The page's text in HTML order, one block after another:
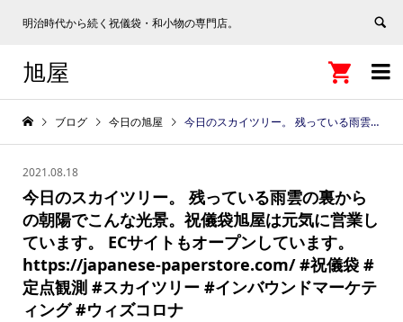
明治時代から続く祝儀袋・和小物の専門店。

旭屋 
ブログ 今日の旭屋 今日のスカイツリー。 残っている雨雲の裏からの朝陽でこんな光景。祝儀袋旭屋は元気に営業しています。 ECサイトもオープンしています。 https://japanese-paperstore.com/ #祝儀袋 #定点観測 #スカイツリー #インバウンドマーケティング #ウィズコロナ
2021.08.18
今日のスカイツリー。 残っている雨雲の裏から
の朝陽でこんな光景。祝儀袋旭屋は元気に営業し
ています。 ECサイトもオープンしています。
https://japanese-paperstore.com/ #祝儀袋 #
定点観測 #スカイツリー #インバウンドマーケテ
ィング #ウィズコロナ